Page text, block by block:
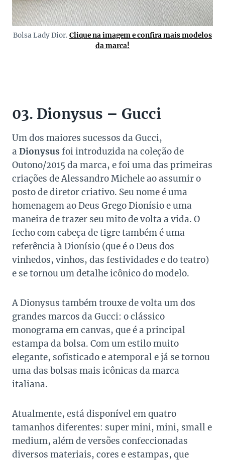
Bolsa Lady Dior. Clique na imagem e confira mais modelos
da marca!
03. Dionysus – Gucci
Um dos maiores sucessos da Gucci,
a Dionysus foi introduzida na coleção de
Outono/2015 da marca, e foi uma das primeiras
criações de Alessandro Michele ao assumir o
posto de diretor criativo. Seu nome é uma
homenagem ao Deus Grego Dionísio e uma
maneira de trazer seu mito de volta a vida. O
fecho com cabeça de tigre também é uma
referência à Dionísio (que é o Deus dos
vinhedos, vinhos, das festividades e do teatro)
e se tornou um detalhe icônico do modelo.
A Dionysus também trouxe de volta um dos
grandes marcos da Gucci: o clássico
monograma em canvas, que é a principal
estampa da bolsa. Com um estilo muito
elegante, sofisticado e atemporal e já se tornou
uma das bolsas mais icônicas da marca
italiana.
Atualmente, está disponível em quatro
tamanhos diferentes: super mini, mini, small e
medium, além de versões confeccionadas
diversos materiais, cores e estampas, que